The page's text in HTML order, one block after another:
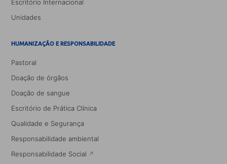
Escritório Internacional
Unidades
HUMANIZAÇÃO E RESPONSABILIDADE
Pastoral
Doação de órgãos
Doação de sangue
Escritório de Prática Clínica
Qualidade e Segurança
Responsabilidade ambiental
Responsabilidade Social